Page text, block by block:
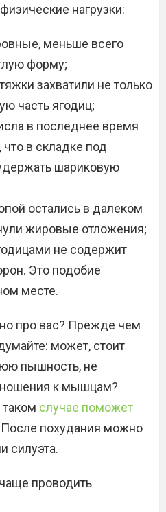
нагрузки:
меньше всего
форму;
захватили не только
часть ягодиц;
в последнее время
что в складке под
шариковую
остались в далеком
жировые отложения;
не содержит
Это подобие
месте.
про вас? Прежде чем
может, стоит
пышность, не
к мышцам?
случае поможет
После похудания можно
силуэта.
проводить